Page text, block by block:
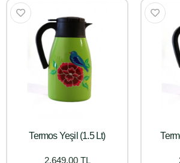
Termos Yeşil (1.5 Lt)
2.649,00 TL